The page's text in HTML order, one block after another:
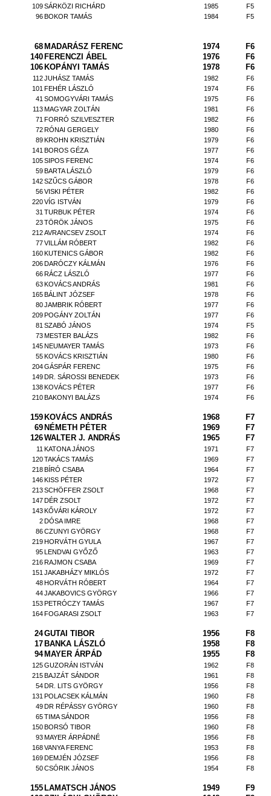
109SÁRKÖZI RICHÁRD 1985
F5
96BOKOR TAMÁS 1984 F5
68 MADARÁSZ FERENC 1974
F6
140 FERENCZI ÁBEL 1976
F6
106 KOPÁNYI TAMÁS 1978 F6
112JUHÁSZ TAMÁS 1982
F6
101 FEHÉR LÁSZLÓ 1974
F6
41 SOMOGYVÁRI TAMÁS 1975
F6
113MAGYAR ZOLTÁN 1981
F6
71 FORRÓ SZILVESZTER 1982
F6
72RÓNAI GERGELY 1980
F6
89KROHN KRISZTIÁN 1979
F6
141 BOROS GÉZA 1977
F6
105SIPOS FERENC 1974
F6
59BARTA LÁSZLÓ 1979
F6
142SZŰCS GÁBOR 1978
F6
56VISKI PÉTER 1982
F6
220VÍG ISTVÁN 1979
F6
31 TURBUK PÉTER 1974
F6
23TÖRÖK JÁNOS 1975
F6
212AVRANCSEV ZSOLT 1974
F6
77VILLÁM RÓBERT 1982
F6
160KUTENICS GÁBOR 1982
F6
206DARÓCZY KÁLMÁN 1976
F6
66RÁCZ LÁSZLÓ 1977
F6
63KOVÁCS ANDRÁS 1981
F6
165BÁLINT JÓZSEF 1978
F6
80JAMBRIK RÓBERT 1977
F6
209POGÁNY ZOLTÁN 1977
F6
81 SZABÓ JÁNOS 1974
F5
73MESTER BALÁZS 1982
F6
145NEUMAYER TAMÁS 1973
F6
55KOVÁCS KRISZTIÁN 1980
F6
204GÁSPÁR FERENC 1975
F6
149DR. SÁROSSI BENEDEK 1973
F6
138KOVÁCS PÉTER 1977
F6
210BAKONYI BALÁZS 1974 F6
159 KOVÁCS ANDRÁS 1968
F7
69 NÉMETH PÉTER 1969
F7
126WALTER J. ANDRÁS 1965 F7
11 KATONA JÁNOS 1971
F7
120TAKÁCS TAMÁS 1969
F7
218BÍRÓ CSABA 1964
F7
146KISS PÉTER 1972
F7
213SCHÖFFER ZSOLT 1968
F7
147DÉR ZSOLT 1972
F7
143KŐVÁRI KÁROLY 1972
F7
2DÓSA IMRE 1968
F7
86CZUNYI GYÖRGY 1968
F7
219HORVÁTH GYULA 1967
F7
95LENDVAI GYŐZŐ 1963
F7
216RAJMON CSABA 1969
F7
151 JAKABHÁZY MIKLÓS 1972
F7
48HORVÁTH RÓBERT 1964
F7
44JAKABOVICS GYÖRGY 1966
F7
153PETRÓCZY TAMÁS 1967
F7
164FOGARASI ZSOLT 1963 F7
24GUTAI TIBOR 1956
F8
17 BANKA LÁSZLÓ 1958
F8
94 MAYER ÁRPÁD 1955 F8
125GUZORÁN ISTVÁN 1962
F8
215BAJZÁT SÁNDOR 1961
F8
54DR. LITS GYÖRGY 1956
F8
131 POLACSEK KÁLMÁN 1960
F8
49DR RÉPÁSSY GYÖRGY 1960
F8
65TIMA SÁNDOR 1956
F8
150BORSÓ TIBOR 1960
F8
93MAYER ÁRPÁDNÉ 1956
F8
168VANYA FERENC 1953
F8
169DEMJÉN JÓZSEF 1956
F8
50CSÓRIK JÁNOS 1954 F8
155 LAMATSCH JÁNOS 1949
F9